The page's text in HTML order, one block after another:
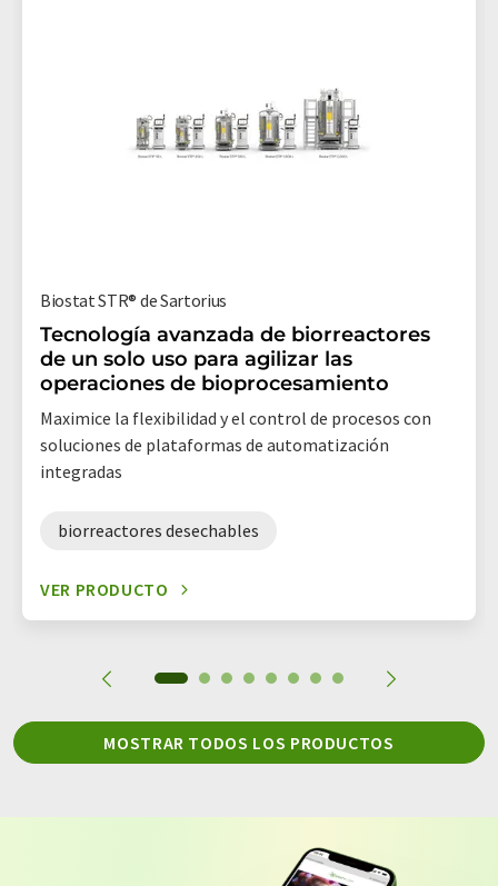
Biostat STR® de Sartorius
Tecnología avanzada de biorreactores
de un solo uso para agilizar las
operaciones de bioprocesamiento
Maximice la flexibilidad y el control de procesos con
soluciones de plataformas de automatización
integradas
biorreactores desechables
VER PRODUCTO
MOSTRAR TODOS LOS PRODUCTOS